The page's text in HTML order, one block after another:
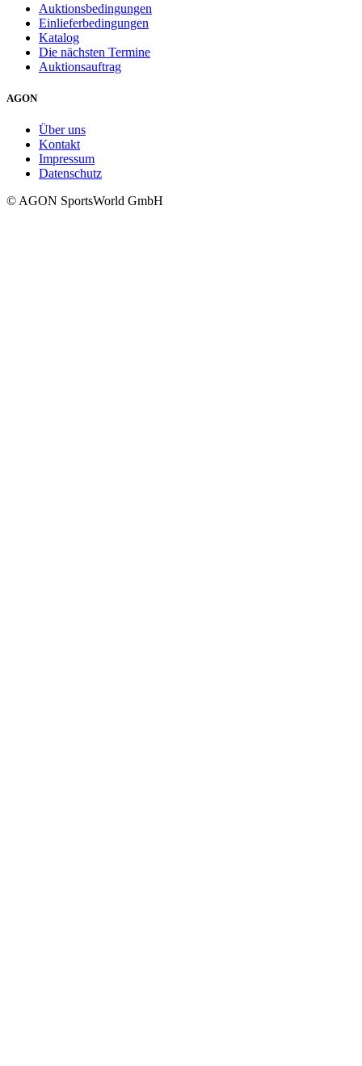
Auktionsbedingungen
Einlieferbedingungen
Katalog
Die nächsten Termine
Auktionsauftrag
AGON
Über uns
Kontakt
Impressum
Datenschutz
© AGON SportsWorld GmbH